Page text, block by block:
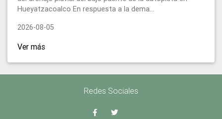
Hueyatzacoalco En respuesta a la dema...
2026-08-05
Ver más
Redes Sociales